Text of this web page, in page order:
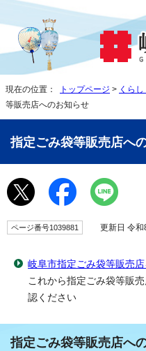
現在の位置： トップページ > くら
等販売店へのお知らせ
指定ごみ袋等販売店へ
ページ番号1039881 更新日 令和
岐阜市指定ごみ袋等販売
これから指定ごみ袋等販
認ください
指定ごみ袋等販売店へ